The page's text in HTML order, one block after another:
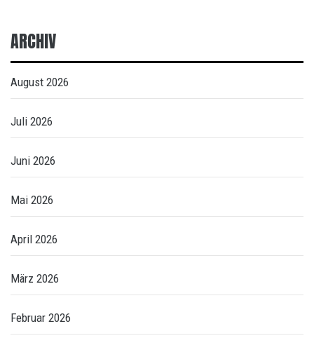
ARCHIV
August 2026
Juli 2026
Juni 2026
Mai 2026
April 2026
März 2026
Februar 2026